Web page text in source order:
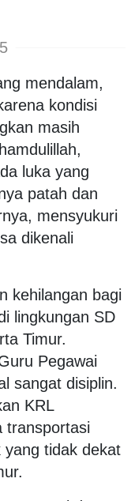
mendalam,
kondisi
masih
luka yang
patah dan
mensyukuri
dikenali
kehilangan bagi
lingkungan SD
Timur.
Pegawai
sangat disiplin.
KRL
transportasi
tidak dekat